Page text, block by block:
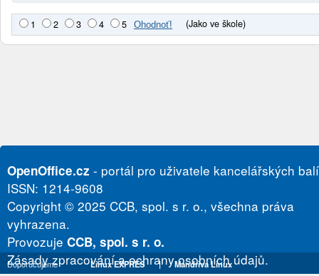
1 2 3 4 5 (Jako ve škole)
OpenOffice.cz - portál pro uživatele kancelářských
ISSN: 1214-9608
Copyright © 2025 CCB, spol. s r. o., všechna práva
vyhrazena.
Provozuje CCB, spol. s r. o.
Zásady zpracování a ochrany osobních údajů.
Doporučujeme Linux EXPRES | Mandriva Linux